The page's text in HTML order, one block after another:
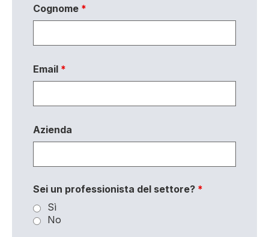
Cognome *
Email *
Azienda
Sei un professionista del settore? *
Sì
No